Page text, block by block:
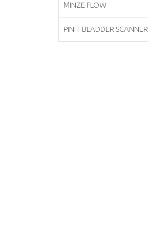
ΜINZE FLOW
PINIT BLADDER SCANNER